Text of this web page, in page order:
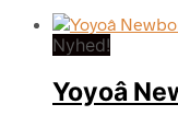
Nyhed!
Yoyoâ